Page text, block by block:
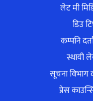
लेट मी
डिउ
कम्पनि
स्थायी
सूचना विभाग
प्रेस